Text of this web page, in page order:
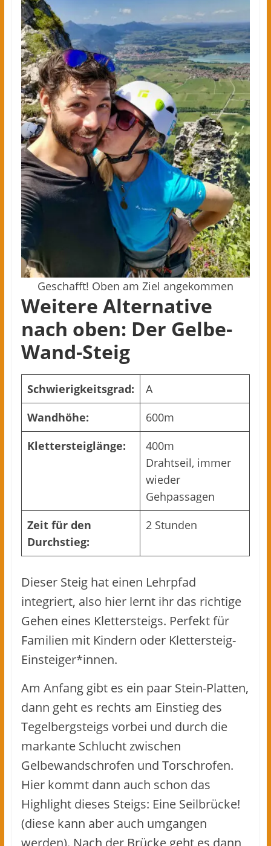
Geschafft! Oben am Ziel angekommen
Weitere Alternative
nach oben: Der Gelbe-
Wand-Steig
Schwierigkeitsgrad:
A
Wandhöhe:
600m
Klettersteiglänge:
400m
Drahtseil, immer
wieder
Gehpassagen
Zeit für den
Durchstieg:
2 Stunden
Dieser Steig hat einen Lehrpfad
integriert, also hier lernt ihr das richtige
Gehen eines Klettersteigs. Perfekt für
Familien mit Kindern oder Klettersteig-
Einsteiger*innen.
Am Anfang gibt es ein paar Stein-Platten,
dann geht es rechts am Einstieg des
Tegelbergsteigs vorbei und durch die
markante Schlucht zwischen
Gelbewandschrofen und Torschrofen.
Hier kommt dann auch schon das
Highlight dieses Steigs: Eine Seilbrücke!
(diese kann aber auch umgangen